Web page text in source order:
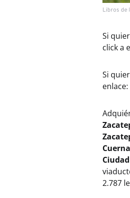
Libros de
Si
click a
Si
enlace:
2.787